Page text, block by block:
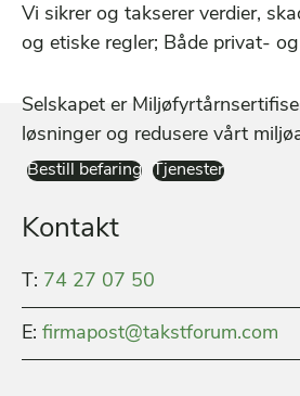
Vi sikrer og takserer verdier,
og etiske regler; Både privat-
Selskapet er
løsninger og redusere vårt
Bestill befaring Tjenester
Kontakt
T: 74 27 07 50
E: firmapost@takstforum.com